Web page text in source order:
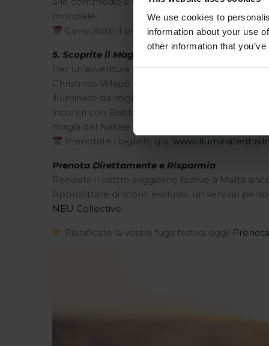
We use cookies to
information about your use
other information that
mondiale.
Consultate il programma completo degli
5. Scoprite il Magical Illuminated Trail e il
Per un’avventura natalizia che sembra uscita
Christmas Village nei giardini del Verdala
illuminato da migliaia di luci scintillanti e
incontri con Babbo Natale e altro ancora. È
magia del Natale alla bellezza naturale di Malta.
Prenotate i biglietti qui:
Prenota Direttamente e Risparmia
Rendete il vostro soggiorno festivo a Malta
Approfittate di sconti esclusivi, un servizio
NEU Collective.
Pianificate la vostra fuga festiva oggi! Prenota